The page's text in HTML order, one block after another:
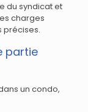
du syndicat et
charges
précises.
partie
un condo,